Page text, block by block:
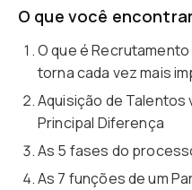
O que você
O que é
torna cada vez mais
Aquisição de Talentos
Principal Diferença
As 5 fases do
As 7 funções de um